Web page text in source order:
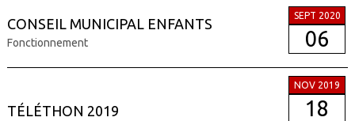
CONSEIL MUNICIPAL ENFANTS
Fonctionnement
SEPT 2020
06
TÉLÉTHON 2019
NOV 2019
18